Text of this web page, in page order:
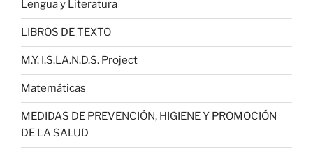
Lengua y Literatura
LIBROS DE TEXTO
M.Y. I.S.LA.N.D.S. Project
Matemáticas
MEDIDAS DE PREVENCIÓN, HIGIENE Y PROMOCIÓN
DE LA SALUD